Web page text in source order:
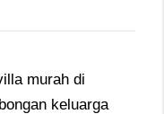
murah di
keluarga